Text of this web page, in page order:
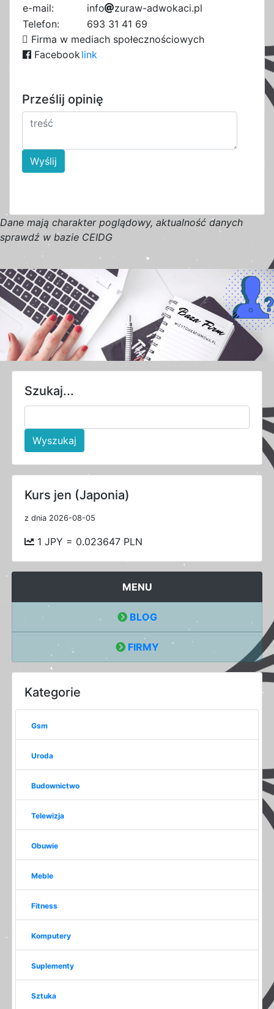
e-mail:
info
8
8
3
z7
3
4
urac
w-adwokaci.p3
5
l
Telefon:
693 31 41 69
Firma w mediach społecznościowych
Facebooklink
Prześlij opinię
Wyślij
Dane mają charakter poglądowy, aktualność danych
sprawdź w bazie CEIDG
Szukaj...
Wyszukaj
Kurs jen (Japonia)
z dnia 2026-08-05
1 JPY = 0.023647 PLN
MENU
BLOG
FIRMY
Kategorie
Gsm
Uroda
Budownictwo
Telewizja
Obuwie
Meble
Fitness
Komputery
Suplementy
Sztuka